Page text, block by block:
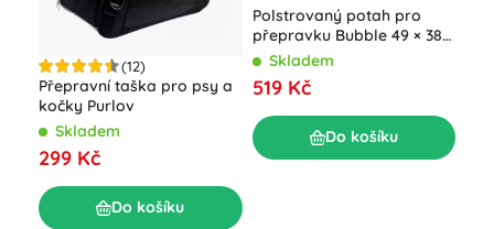
(12)
Přepravní taška pro psy a
kočky Purlov
Skladem
299 Kč
Do košíku
Polstrovaný potah pro
přepravku Bubble 49 × 38
cmSkladem
519 Kč
Do košíku